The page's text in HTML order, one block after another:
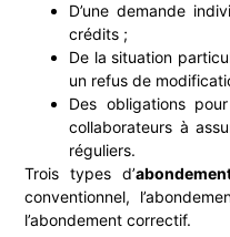
D’une demande
crédits ;
De la situation
un refus de
Des obligations
collaborateurs à
réguliers.
Trois types d’
conventionnel,
l’abondement correctif.